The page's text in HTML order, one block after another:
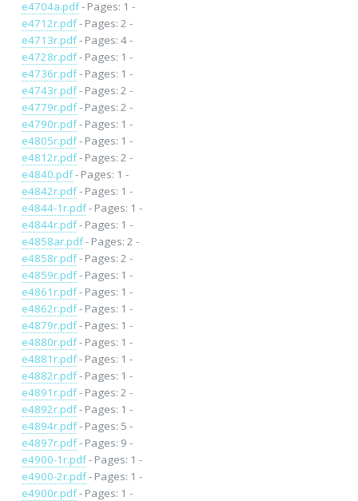
e4704a.pdf- Pages: 1 -
e4712r.pdf- Pages: 2 -
e4713r.pdf- Pages: 4 -
e4728r.pdf- Pages: 1 -
e4736r.pdf- Pages: 1 -
e4743r.pdf- Pages: 2 -
e4779r.pdf- Pages: 2 -
e4790r.pdf- Pages: 1 -
e4805r.pdf- Pages: 1 -
e4812r.pdf- Pages: 2 -
e4840.pdf- Pages: 1 -
e4842r.pdf- Pages: 1 -
e4844-1r.pdf- Pages: 1 -
e4844r.pdf- Pages: 1 -
e4858ar.pdf- Pages: 2 -
e4858r.pdf- Pages: 2 -
e4859r.pdf- Pages: 1 -
e4861r.pdf- Pages: 1 -
e4862r.pdf- Pages: 1 -
e4879r.pdf- Pages: 1 -
e4880r.pdf- Pages: 1 -
e4881r.pdf- Pages: 1 -
e4882r.pdf- Pages: 1 -
e4891r.pdf- Pages: 2 -
e4892r.pdf- Pages: 1 -
e4894r.pdf- Pages: 5 -
e4897r.pdf- Pages: 9 -
e4900-1r.pdf- Pages: 1 -
e4900-2r.pdf- Pages: 1 -
e4900r.pdf- Pages: 1 -